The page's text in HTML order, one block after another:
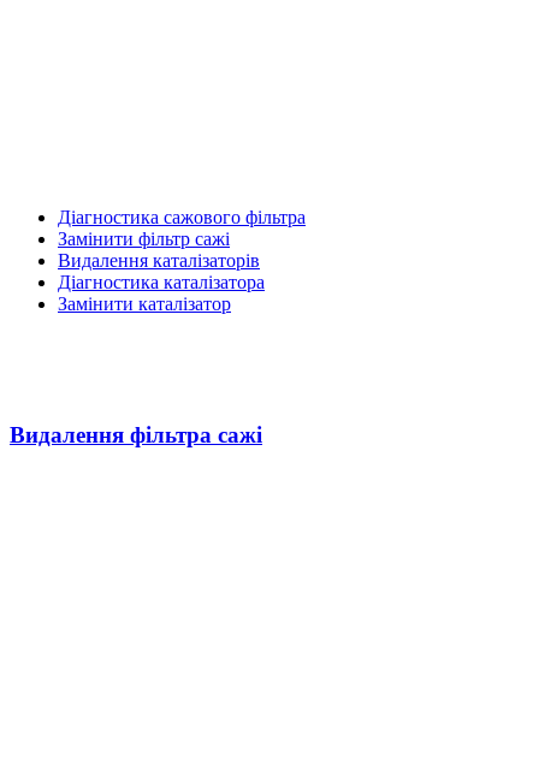
Діагностика сажового фільтра
Замінити фільтр сажі
Видалення каталізаторів
Діагностика каталізатора
Замінити каталізатор
Видалення фільтра сажі